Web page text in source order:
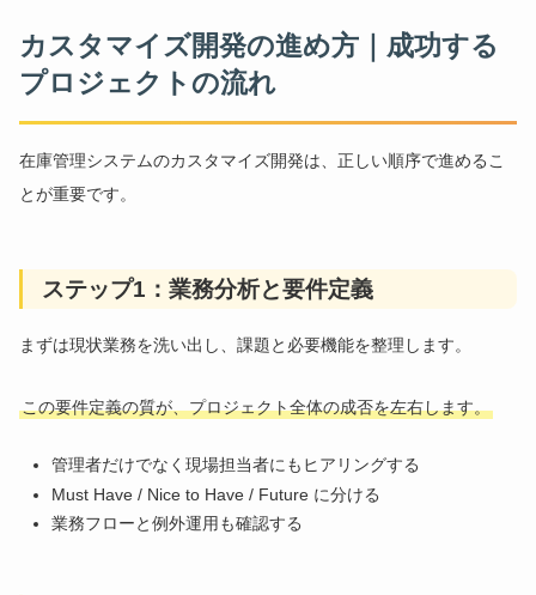
カスタマイズ開発の進め方｜成功する
プロジェクトの流れ
在庫管理システムのカスタマイズ開発は、正しい順序で進めるこ
とが重要です。
ステップ1：業務分析と要件定義
まずは現状業務を洗い出し、課題と必要機能を整理します。
この要件定義の質が、プロジェクト全体の成否を左右します。
管理者だけでなく現場担当者にもヒアリングする
Must Have / Nice to Have / Future に分ける
業務フローと例外運用も確認する